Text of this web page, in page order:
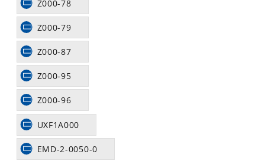
Z000-78
Z000-79
Z000-87
Z000-95
Z000-96
UXF1A000
EMD-2-0050-0